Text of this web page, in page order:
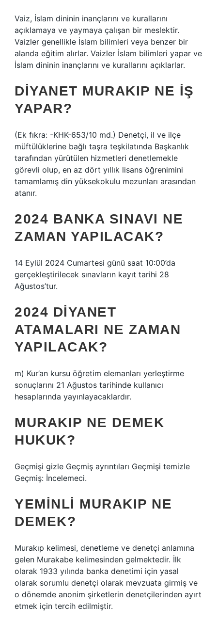
Vaiz, İslam dininin inançlarını ve kurallarını
açıklamaya ve yaymaya çalışan bir meslektir.
Vaizler genellikle İslam bilimleri veya benzer bir
alanda eğitim alırlar. Vaizler İslam bilimleri yapar ve
İslam dininin inançlarını ve kurallarını açıklarlar.
DIYANET MURAKIP NE IŞ
YAPAR?
(Ek fıkra: -KHK-653/10 md.) Denetçi, il ve ilçe
müftülüklerine bağlı taşra teşkilatında Başkanlık
tarafından yürütülen hizmetleri denetlemekle
görevli olup, en az dört yıllık lisans öğrenimini
tamamlamış din yüksekokulu mezunları arasından
atanır.
2024 BANKA SINAVI NE
ZAMAN YAPILACAK?
14 Eylül 2024 Cumartesi günü saat 10:00’da
gerçekleştirilecek sınavların kayıt tarihi 28
Ağustos’tur.
2024 DIYANET
ATAMALARI NE ZAMAN
YAPILACAK?
m) Kur’an kursu öğretim elemanları yerleştirme
sonuçlarını 21 Ağustos tarihinde kullanıcı
hesaplarında yayınlayacaklardır.
MURAKIP NE DEMEK
HUKUK?
Geçmişi gizle Geçmiş ayrıntıları Geçmişi temizle
Geçmiş: İncelemeci.
YEMINLI MURAKIP NE
DEMEK?
Murakıp kelimesi, denetleme ve denetçi anlamına
gelen Murakabe kelimesinden gelmektedir. İlk
olarak 1933 yılında banka denetimi için yasal
olarak sorumlu denetçi olarak mevzuata girmiş ve
o dönemde anonim şirketlerin denetçilerinden ayırt
etmek için tercih edilmiştir.